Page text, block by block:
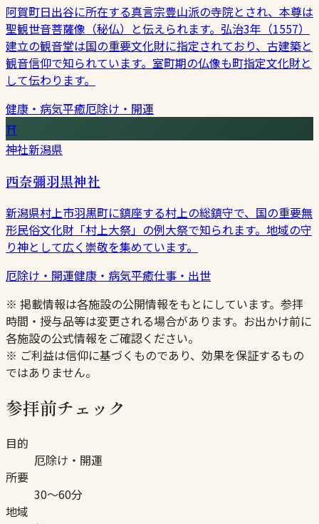
阿賀町日出谷に所在する真言宗豊山派の寺院とされ、本尊は
聖観世音菩薩像（秘仏）と伝えられます。弘治3年（1557）
建立の観音堂は国の重要文化財に指定されており、古建築と
観音信仰で知られています。室町期の仏像も町指定文化財と
して伝わります。
健康・病気平癒厄除け・開運
⛩
神社新潟県
西奈彌羽黒神社
新潟県村上市羽黒町に鎮座する村上の総鎮守で、国の重要無
形民俗文化財「村上大祭」の例大祭で知られます。地域の守
り神として広く崇敬を集めています。
厄除け・開運健康・病気平癒仕事・出世
※ 掲載情報は各施設の公開情報をもとにしています。参拝
時間・授与品等は変更される場合があります。お出かけ前に
各施設の公式情報をご確認ください。
※ ご利益は信仰に基づくものであり、効果を保証するもの
ではありません。
参拝前チェック
目的
厄除け・開運
所要
30〜60分
地域